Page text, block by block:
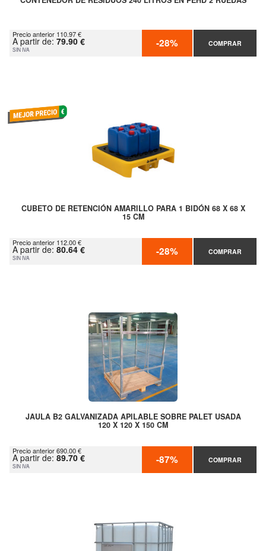
Precio anterior 110.97 €
A partir de: 79.90 €
SIN IVA -28% COMPRAR
CUBETO DE RETENCIÓN AMARILLO PARA 1 BIDÓN 68 X 68 X
15 CM
Precio anterior 112.00 €
A partir de: 80.64 €
SIN IVA -28% COMPRAR
JAULA B2 GALVANIZADA APILABLE SOBRE PALET USADA
120 X 120 X 150 CM
Precio anterior 690.00 €
A partir de: 89.70 €
SIN IVA -87% COMPRAR